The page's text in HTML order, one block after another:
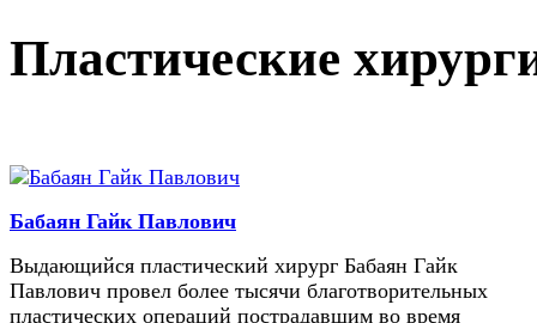
Пластические
Бабаян Гайк Павлович
Выдающийся пластический хирург Бабаян Гайк
Павлович провел более тысячи благотворительных
пластических операций пострадавшим во время